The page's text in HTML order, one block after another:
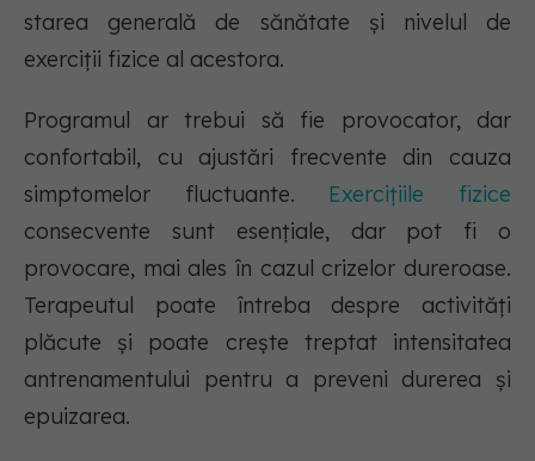
starea generală de sănătate și nivelul de
exerciții fizice al acestora.
Programul ar trebui să fie provocator, dar
confortabil, cu ajustări frecvente din cauza
simptomelor fluctuante. Exercițiile fizice
consecvente sunt esențiale, dar pot fi o
provocare, mai ales în cazul crizelor dureroase.
Terapeutul poate întreba despre activități
plăcute și poate crește treptat intensitatea
antrenamentului pentru a preveni durerea și
epuizarea.